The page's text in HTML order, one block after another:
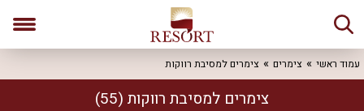
עמוד ראשי צימרים צימרים למסיבת רווקות
צימרים למסיבת רווקות (55)